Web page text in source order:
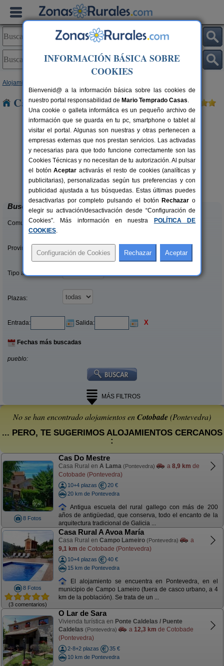
Alojamientos
Casas Rurales cerca de Cotobade
60+8 pers.
desde20 €
Apartamentos Rodeiramar 2A
Cangas (Pontevedra)
Buscar
Comunidades:
Provincias/Islas:
Tipo alquiler:
Plazas:
Entrada: Salida: X
Fechas más buscadas
pueblo:
MÁS FILTROS
No se han encontrado alojamientos enCotobade(Pontevedra)
... PERO, TE SUGERIMOS ALOJAMIENTOS CERCANOS
:
8 Fotos
Cas Do Mestre
Casa Rural en A Lama (Pontevedra) a 8,9 km de
Cotobade (Pontevedra)
10+4 plazas
20 €
20 km de Pontevedra
Antigua escuela del rural gallego con más de 200
años de antigüedad, que conserva, todo el encanto de la
arquitectura tradicional de Galicia ...
8 Fotos
(3 comentarios)
Casa Rural A Avoa María
Casa Rural en Campo Lameiro (Pontevedra)
a
9,1 km de Cotobade (Pontevedra)
10+4 plazas
40 €
15 km de Pontevedra
El alojamiento se encuentra en Pontevedra, en el
municipio de Campo Lameiro (fuera de casco urbano, a 4
km de la población). Se trata de un ...
O Lar de Sara
Vivienda turística en Ponte Caldelas / Puente
Caldelas (Pontevedra) a 12,3 km de Cotobade
(Pontevedra)
2-8+2 plazas
35 €
10 km de Pontevedra
INFORMACIÓN BÁSICA SOBRE
COOKIES
Bienvenid@ a la información básica sobre las cookies de
nuestro portal responsabilidad de Mario Temprado Casas.
Una cookie o galleta informática es un pequeño archivo de
información que se guarda en tu pc, smartphone o tablet al
visitar el portal. Algunas son nuestras y otras pertenecen a
empresas externas que nos prestan servicios. Las activadas
y necesarias para que todo funcione correctamente son las
Cookies Técnicas y no necesitan de tu autorización. Al pulsar
el botónAceptar activarás el resto de cookies (analíticas y
publicitarias), personalizadas según tus preferencias y con
publicidad ajustada a tus búsquedas. Estas últimas puedes
desactivarlas por completo pulsando el botón Rechazar o
elegir su activación/desactivación desde “Configuración de
Cookies”. Más información en nuestra
POLÍTICA DE
COOKIES.